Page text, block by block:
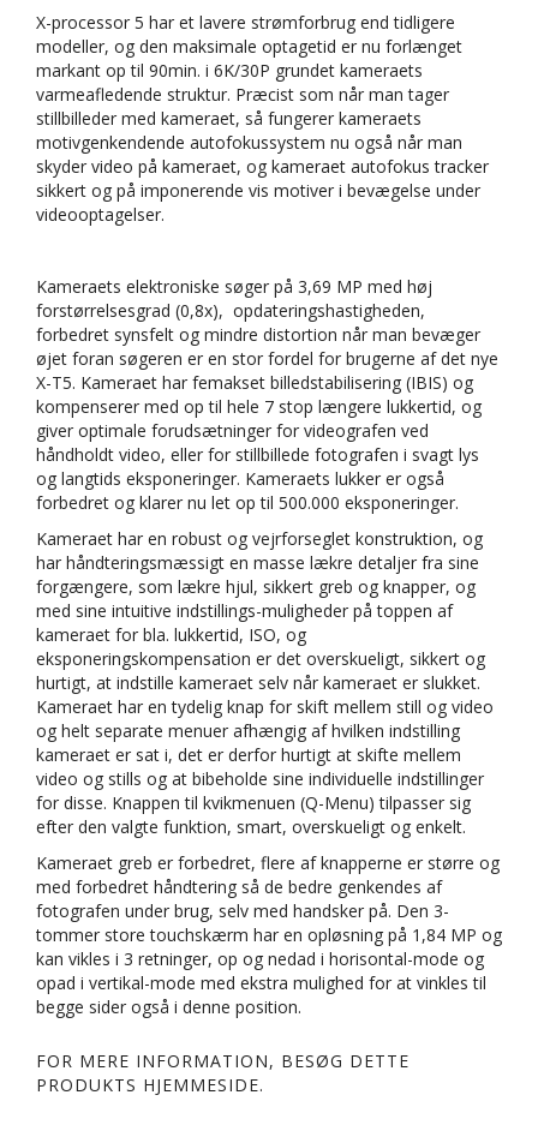
X-processor 5 har et lavere strømforbrug end tidligere
modeller, og den maksimale optagetid er nu forlænget
markant op til 90min. i 6K/30P grundet kameraets
varmeafledende struktur. Præcist som når man tager
stillbilleder med kameraet, så fungerer kameraets
motivgenkendende autofokussystem nu også når man
skyder video på kameraet, og kameraet autofokus tracker
sikkert og på imponerende vis motiver i bevægelse under
videooptagelser.
Kameraets elektroniske søger på 3,69 MP med høj
forstørrelsesgrad (0,8x), opdateringshastigheden,
forbedret synsfelt og mindre distortion når man bevæger
øjet foran søgeren er en stor fordel for brugerne af det nye
X-T5. Kameraet har femakset billedstabilisering (IBIS) og
kompenserer med op til hele 7 stop længere lukkertid, og
giver optimale forudsætninger for videografen ved
håndholdt video, eller for stillbillede fotografen i svagt lys
og langtids eksponeringer. Kameraets lukker er også
forbedret og klarer nu let op til 500.000 eksponeringer.
Kameraet har en robust og vejrforseglet konstruktion, og
har håndteringsmæssigt en masse lækre detaljer fra sine
forgængere, som lækre hjul, sikkert greb og knapper, og
med sine intuitive indstillings-muligheder på toppen af
kameraet for bla. lukkertid, ISO, og
eksponeringskompensation er det overskueligt, sikkert og
hurtigt, at indstille kameraet selv når kameraet er slukket.
Kameraet har en tydelig knap for skift mellem still og video
og helt separate menuer afhængig af hvilken indstilling
kameraet er sat i, det er derfor hurtigt at skifte mellem
video og stills og at bibeholde sine individuelle indstillinger
for disse. Knappen til kvikmenuen (Q-Menu) tilpasser sig
efter den valgte funktion, smart, overskueligt og enkelt.
Kameraet greb er forbedret, flere af knapperne er større og
med forbedret håndtering så de bedre genkendes af
fotografen under brug, selv med handsker på. Den 3-
tommer store touchskærm har en opløsning på 1,84 MP og
kan vikles i 3 retninger, op og nedad i horisontal-mode og
opad i vertikal-mode med ekstra mulighed for at vinkles til
begge sider også i denne position.
FOR MERE INFORMATION, BESØG DETTE
PRODUKTS HJEMMESIDE.